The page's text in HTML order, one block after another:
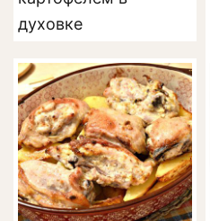
духовке